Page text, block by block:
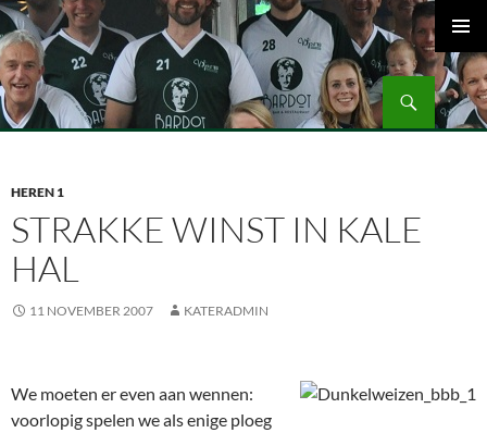
Ga
naar
de
inhoud
Volleybalvereniging Vips Bardot
Zoeken
MENU
HEREN 1
STRAKKE WINST IN KALE
HAL
11 NOVEMBER 2007 KATERADMIN
We moeten er even aan wennen:
voorlopig spelen we als enige ploeg